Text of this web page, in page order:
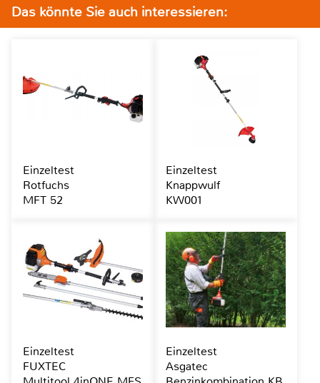
Das könnte Sie auch interessieren:
Einzeltest
Rotfuchs
MFT 52
Einzeltest
Knappwulf
KW001
Einzeltest
FUXTEC
Einzeltest
Asgatec